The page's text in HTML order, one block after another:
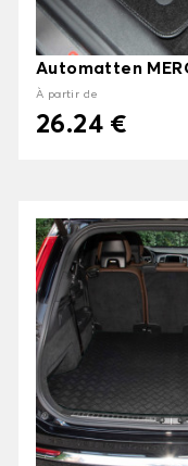
Automatten
À partir de
26.24 €